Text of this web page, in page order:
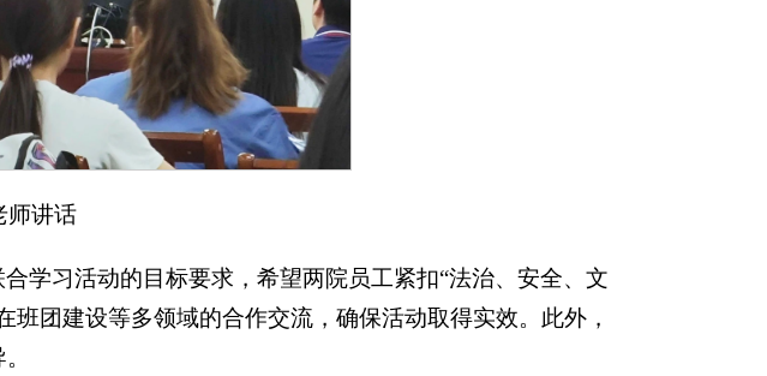
师讲话
学习活动的目标要求，希望两院员工紧扣“法治、安全、文
团建设等多领域的合作交流，确保活动取得实效。此外，